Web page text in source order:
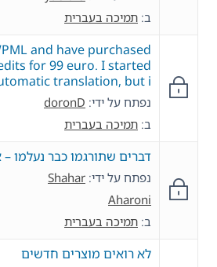
ב: תמיכה בעברית
and have purchased
for 99 euro. I started
translation, but i…
נפתח על ידי: doronD
ב: תמיכה בעברית
דברים שתורגמו כבר נעלמו
נפתח על ידי: Shahar
Aharoni
ב: תמיכה בעברית
לא רואים מוצרים חדשים